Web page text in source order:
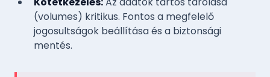
(volumes) kritikus. Fontos a megfelelő
jogosultságok beállítása és a biztonsági
mentés.